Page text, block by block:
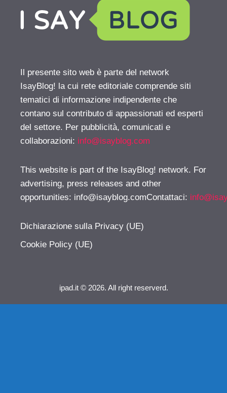
Il presente sito web è parte del network
IsayBlog! la cui rete editoriale comprende siti
tematici di informazione indipendente che
contano sul contributo di appassionati ed esperti
del settore. Per pubblicità, comunicati e
collaborazioni: info@isayblog.com
This website is part of the IsayBlog! network. For
advertising, press releases and other
opportunities: info@isayblog.comContattaci:
Dichiarazione sulla Privacy (UE)
Cookie Policy (UE)
ipad.it © 2026. All right reserverd.